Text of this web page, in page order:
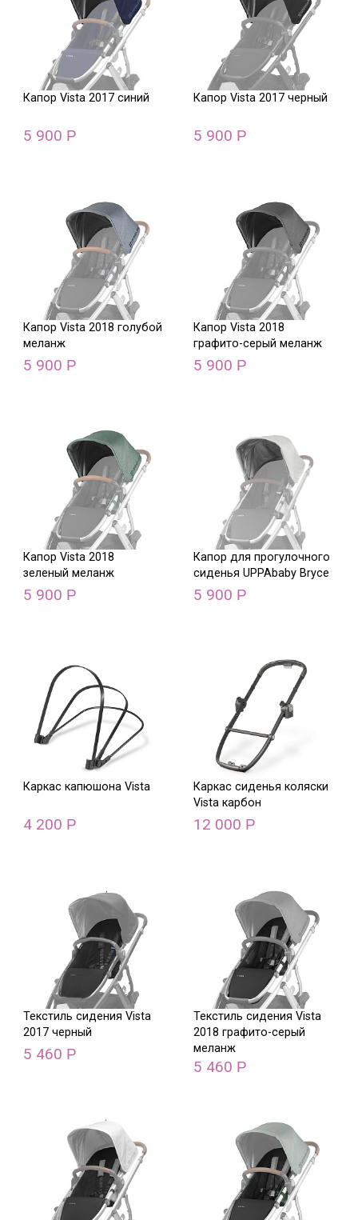
Капор Vista 2017 синий
5 900 Р
Капор Vista 2017 черный
5 900 Р
Капор Vista 2018 голубой
меланж
5 900 Р
Капор Vista 2018
графито-серый меланж
5 900 Р
Капор Vista 2018
зеленый меланж
5 900 Р
Капор для прогулочного
сиденья UPPAbaby Bryce
5 900 Р
Каркас капюшона Vista
4 200 Р
Каркас сиденья коляски
Vista карбон
12 000 Р
Текстиль сидения Vista
2017 черный
5 460 Р
Текстиль сидения Vista
2018 графито-серый
меланж
5 460 Р